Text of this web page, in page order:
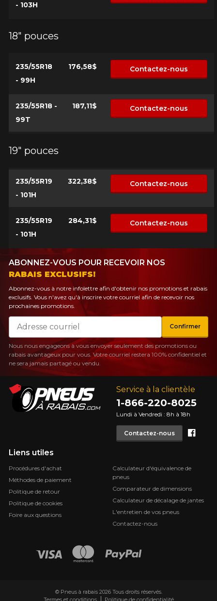
- 103H
18" pouces
235/55R18
- 99H
176,58$ Contactez-nous
235/55R18 -
99T
187,11$ Contactez-nous
19" pouces
235/55R19
- 101H
322,38$ Contactez-nous
235/55R19
- 101H
284,31$ Contactez-nous
Service à la clientèle
1-866-220-8025
Lundi à Vendredi : 8h à 18h
Contactez-nous
Liens utiles
Procédures d'achat
Méthodes de paiement
Politique de retour
Politique de cookies
Foire aux questions
Calculateur d'équivalence de
pneus
Comparateur de dimensions
Calculateur de décalage de jantes
L'entretien de vos pneus
Contactez-nous
ABONNEZ-VOUS POUR RECEVOIR NOS
RABAIS EXCLUSIFS!
Abonnez-vous à notre infolettre afin d'obtenir nos promotions et rabais
exclusifs. Vous n'avez qu'à inscrire votre courriel afin de recevoir nos
prochaines promotions.
Courriel
Confirmer
Nous nous engageons à vous envoyer seulement des promotions ou
rabais avantageux pour vous. Votre courriel restera 100% confidentiel et
ne sera jamais partagé ou vendu.
© Pneus à rabais 2026 Tous droits réservés.
Termes et conditions
Politique de confidentialité